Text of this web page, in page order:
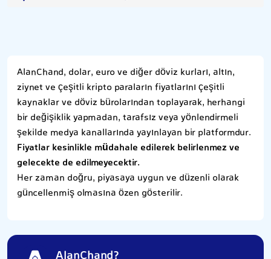
AlanChand, dolar, euro ve diğer döviz kurları, altın,
ziynet ve çeşitli kripto paraların fiyatlarını çeşitli
kaynaklar ve döviz bürolarından toplayarak, herhangi
bir değişiklik yapmadan, tarafsız veya yönlendirmeli
şekilde medya kanallarında yayınlayan bir platformdur.
Fiyatlar kesinlikle müdahale edilerek belirlenmez ve
gelecekte de edilmeyecektir.
Her zaman doğru, piyasaya uygun ve düzenli olarak
güncellenmiş olmasına özen gösterilir.